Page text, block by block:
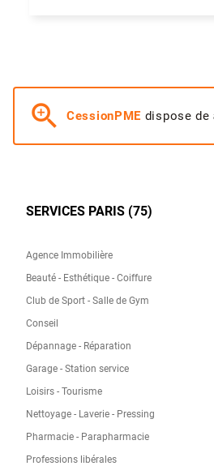
zoom_in CessionPME dispose de
SERVICES PARIS (75)
Agence Immobilière
Beauté - Esthétique - Coiffure
Club de Sport - Salle de Gym
Conseil
Dépannage - Réparation
Garage - Station service
Loisirs - Tourisme
Nettoyage - Laverie - Pressing
Pharmacie - Parapharmacie
Professions libérales